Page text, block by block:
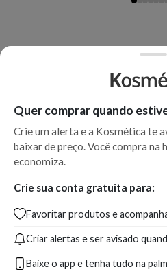
Quer comprar quando
Crie um alerta e a Kosmética te
baixar de preço. Você compra na
economiza.
Crie sua conta gratuita para:
Favoritar produtos e
Criar alertas e ser avisado
Baixe o app e tenha tudo na